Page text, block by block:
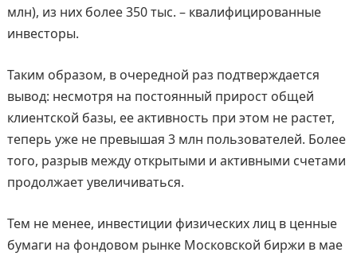
млн), из них более 350 тыс. – квалифицированные
инвесторы.
Таким образом, в очередной раз подтверждается
вывод: несмотря на постоянный прирост общей
клиентской базы, ее активность при этом не растет,
теперь уже не превышая 3 млн пользователей. Более
того, разрыв между открытыми и активными счетами
продолжает увеличиваться.
Тем не менее, инвестиции физических лиц в ценные
бумаги на фондовом рынке Московской биржи в мае